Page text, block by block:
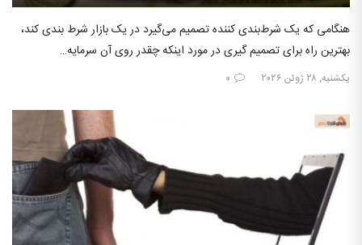
هنگامی که یک شرط‌بندی کننده تصمیم می‌گیرد در یک بازار شرط بندی کند،
بهترین راه برای تصمیم گیری در مورد اینکه چقدر روی آن سرمایه…
یکشنبه, ۲۸ ژوئن ۲۰۲۶ ۰